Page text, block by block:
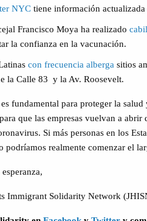
NYC tiene información
Francisco Moya ha realizado
la confianza en la vacunación.
con frecuencia alberga sitios
la Calle 83 y la Av. Roosevelt.
fundamental para proteger la
que las empresas vuelvan a
Si más personas en los
podríamos realmente comenzar el
esperanza,
Immigrant Solidarity Network